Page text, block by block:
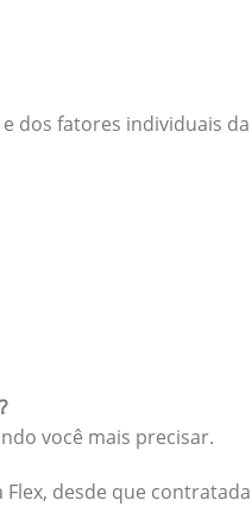
dos fatores individuais
você mais precisar.
desde que